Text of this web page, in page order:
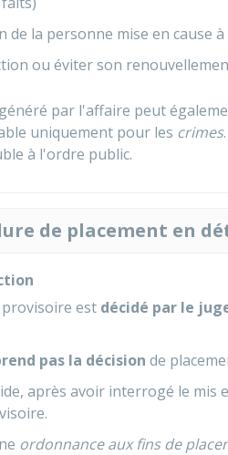
de la personne mise en cause
ou éviter son
par l'affaire peut
uniquement pour les crimes
à l'ordre public.
de placement en
est décidé par le
pas la décision de
après avoir interrogé le mis
ordonnanceaux fins de